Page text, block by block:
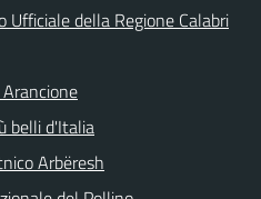
Ufficiale della Regione Calabri
belli d'Italia
Arbëresh